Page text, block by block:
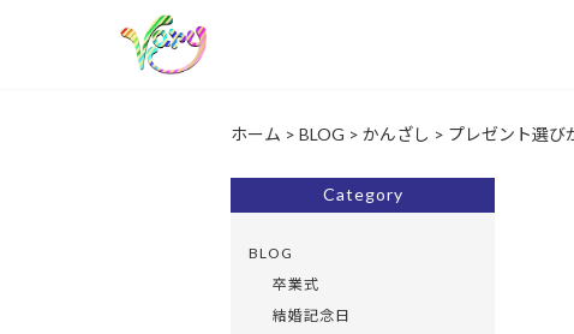
ホーム > BLOG > かんざし > プレゼント選び
Category
BLOG
卒業式
結婚記念日